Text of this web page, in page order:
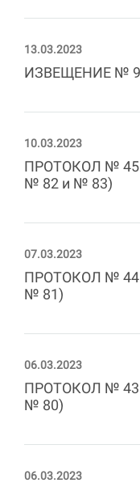
13.03.2023
ИЗВЕЩЕНИЕ №
10.03.2023
ПРОТОКОЛ № 45
№ 82 и № 83)
07.03.2023
ПРОТОКОЛ № 44
№ 81)
06.03.2023
ПРОТОКОЛ № 43
№ 80)
06.03.2023